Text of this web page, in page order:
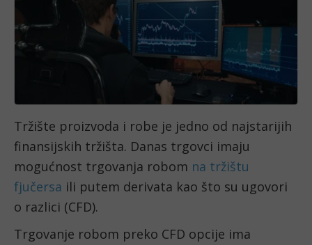
Tržište proizvoda i robe je jedno od najstarijih
finansijskih tržišta. Danas trgovci imaju
mogućnost trgovanja robom na tržištu
fjučersa ili putem derivata kao što su ugovori
o razlici (CFD).
Trgovanje robom preko CFD opcije ima